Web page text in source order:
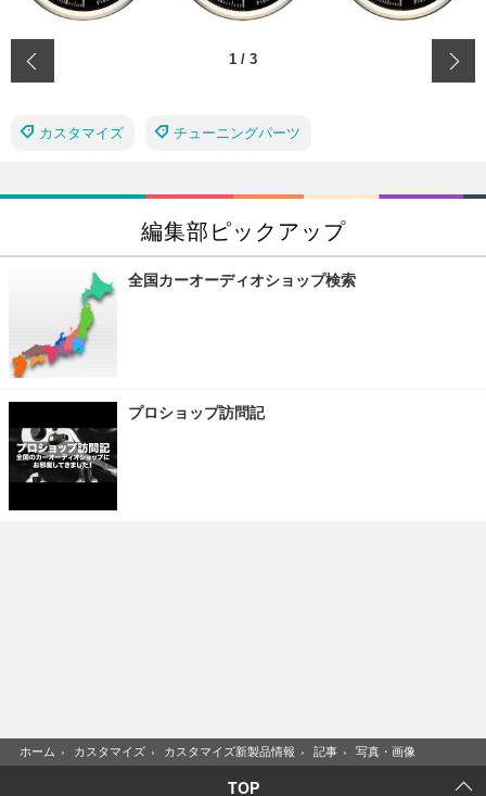
1 / 3
カスタマイズ チューニングパーツ
編集部ピックアップ
全国カーオーディオショップ検索
プロショップ訪問記
ホーム › カスタマイズ › カスタマイズ新製品情報 › 記事 › 写真・画像
TOP